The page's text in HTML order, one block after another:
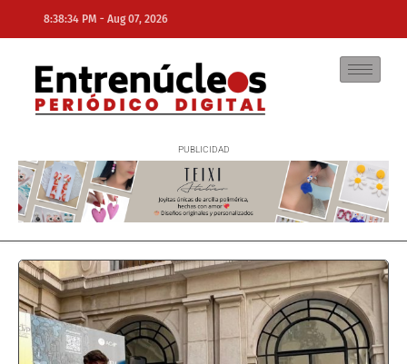
8:38:34 PM - Aug 07, 2026
NE